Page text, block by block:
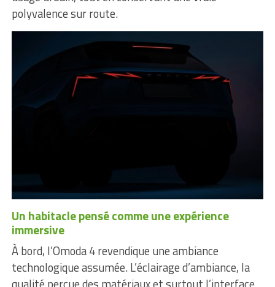
polyvalence sur route.
Un habitacle pensé comme une expérience
immersive
À bord, l’Omoda 4 revendique une ambiance
technologique assumée. L’éclairage d’ambiance, la